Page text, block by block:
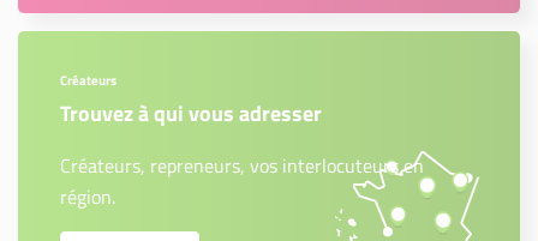
Créateurs
Trouvez à qui vous adresser
Créateurs, repreneurs, vos interlocuteurs en
région.